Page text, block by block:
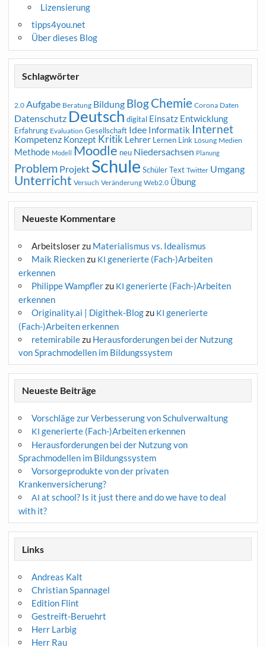
Lizensierung
tipps4you.net
Über dieses Blog
Schlagwörter
2.0 Aufgabe Beratung Bildung BlogChemie Corona Daten
Datenschutz Deutsch digital Einsatz Entwicklung
Erfahrung Evaluation Gesellschaft Idee Informatik Internet
Kompetenz Konzept Kritik Lehrer Lernen Link Lösung Medien
Methode Modell Moodle neu Niedersachsen Planung
Problem Projekt Schule Schüler Text Twitter Umgang
Unterricht Versuch Veränderung Web2.0 Übung
Neueste Kommentare
Arbeitsloserzu Materialismus vs. Idealismus
Maik Rieckenzu KI generierte (Fach-)Arbeiten
erkennen
Philippe Wampflerzu KI generierte (Fach-)Arbeiten
erkennen
Originality.ai | Digithek-Blogzu KI generierte
(Fach-)Arbeiten erkennen
retemirabilezu Herausforderungen bei der Nutzung
von Sprachmodellen im Bildungssystem
Neueste Beiträge
Vorschläge zur Verbesserung von Schulverwaltung
KI generierte (Fach-)Arbeiten erkennen
Herausforderungen bei der Nutzung von
Sprachmodellen im Bildungssystem
Vorsorgeprodukte von der privaten
Krankenversicherung?
AI at school? Is it just there and do we have to deal
with it?
Links
Andreas Kalt
Christian Spannagel
Edition Flint
Gestreift-Beruehrt
Herr Larbig
Herr Rau